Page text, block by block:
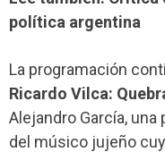
política argentina
La programación
Ricardo Vilca:
Alejandro García,
del músico jujeño